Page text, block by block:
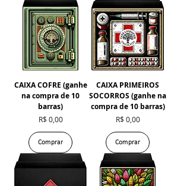
CAIXA COFRE (ganhe
na compra de 10
barras)
Preço
R$ 0,00
Comprar
CAIXA PRIMEIROS
SOCORROS (ganhe na
compra de 10 barras)
Preço
R$ 0,00
Comprar